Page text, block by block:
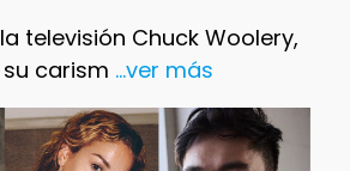
televisión Chuck Woolery,
carism ...ver más